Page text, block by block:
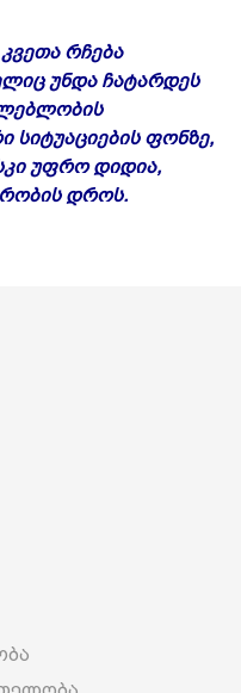
რჩება
უნდა ჩატარდეს
სიტუაციების ფონზე,
უფრო დიდია,
დროს.